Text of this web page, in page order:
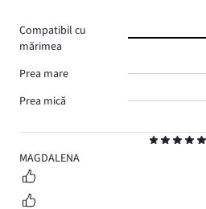
5
MAGDALENA
Compatibil cu
mărimea
Prea mare
Prea mică